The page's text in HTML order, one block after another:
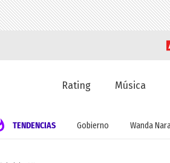
Rating Música
TENDENCIAS Gobierno Wanda